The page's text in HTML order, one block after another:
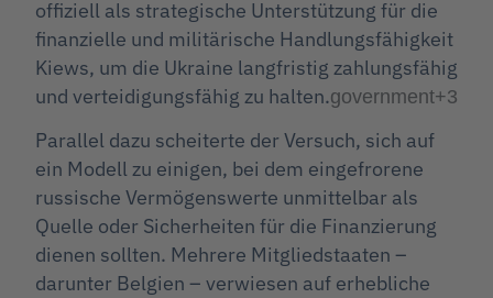
offiziell als strategische Unterstützung für die
finanzielle und militärische Handlungsfähigkeit
Kiews, um die Ukraine langfristig zahlungsfähig
und verteidigungsfähig zu halten.government+3
Parallel dazu scheiterte der Versuch, sich auf
ein Modell zu einigen, bei dem eingefrorene
russische Vermögenswerte unmittelbar als
Quelle oder Sicherheiten für die Finanzierung
dienen sollten. Mehrere Mitgliedstaaten –
darunter Belgien – verwiesen auf erhebliche